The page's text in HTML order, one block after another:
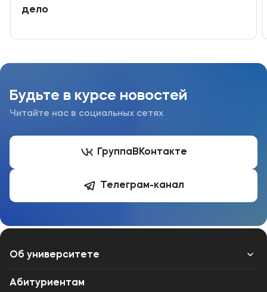
дело
Будьте в курсе новостей
Читайте нас в социальных сетях
Группа ВКонтакте
Телеграм-канал
Об университете
Лицензии и документы
Абитуриентам